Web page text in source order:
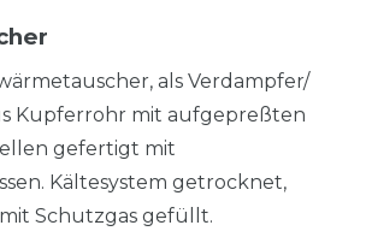
als Verdampfer/
Kupferrohr mit aufgepreßten
gefertigt mit
Kältesystem getrocknet,
Schutzgas gefüllt.